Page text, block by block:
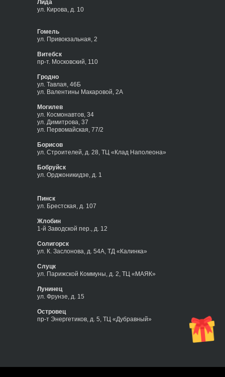
Пинск
ул. Брестская, д. 107
Жлобин
1-й Заводской пер., д. 12
Солигорск
ул. К. Заслонова, д. 54А, ТД «Калинка»
Слуцк
ул. Парижской Коммуны, д. 2, ТЦ «МАЯК»
Лунинец
ул. Фрунзе, д. 15
Островец
пр-т Энергетиков, д. 5, ТЦ «Дубравный»
Гомель
ул. Привокзальная, 2
Витебск
пр-т. Московский, 110
Гродно
ул. Тавлая, 46Б
ул. Валентины Макаровой, 2А
Могилев
ул. Космонавтов, 34
ул. Димитрова, 37
ул. Первомайская, 77/2
Борисов
ул. Строителей, д. 28, ТЦ «Клад Наполеона»
Бобруйск
ул. Орджоникидзе, д. 1
Лида
ул. Кирова, д. 10